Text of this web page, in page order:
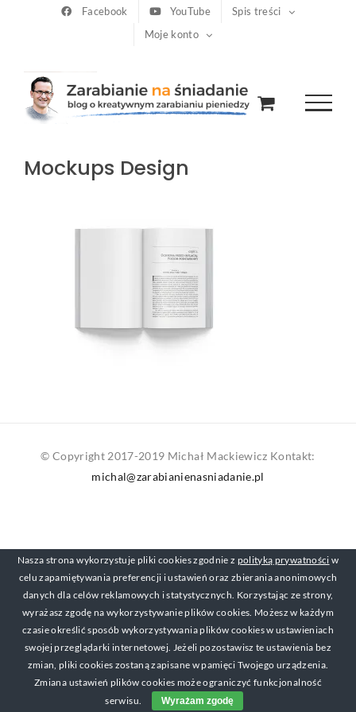
Facebook YouTube
Spis treści
Moje konto
Mockups Design
© Copyright 2017-2019 Michał Mackiewicz Kontakt:
michal@zarabianienasniadanie.pl
Nasza strona wykorzystuje pliki cookies zgodnie z polityką prywatności w
celu zapamiętywania preferencji i ustawień oraz zbierania anonimowych
danych dla celów reklamowych i statystycznych. Korzystając ze strony,
wyrażasz zgodę na wykorzystywanie plików cookies. Możesz w każdym
czasie określić sposób wykorzystywania plików cookies w ustawieniach
swojej przeglądarki internetowej. Jeżeli pozostawisz te ustawienia bez
zmian, pliki cookies zostaną zapisane w pamięci Twojego urządzenia.
Zmiana ustawień plików cookies może ograniczyć funkcjonalność
serwisu.
Wyrażam zgodę